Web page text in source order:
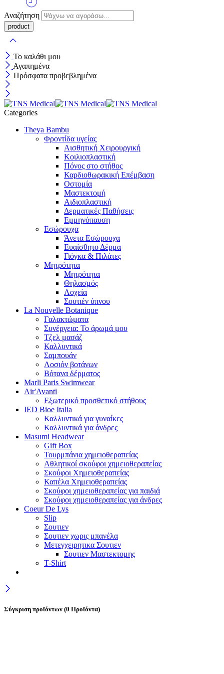
Αναζήτηση
Το καλάθι μου
Αγαπημένα
Πρόσφατα προβεβλημένα
Categories
Theya Bambu
Φροντίδα υγείας
Αισθητική Χειρουργική
Κοιλιοπλαστική
Πόνος στο στήθος
Καρδιοθωρακική Επέμβαση
Οστομία
Μαστεκτομή
Αιδιοπλαστική
Δερματικές Παθήσεις
Εμμηνόπαυση
Εσώρουχα
Άνετα Εσώρουχα
Ευαίσθητο Δέρμα
Γιόγκα & Πιλάτες
Μητρότητα
Μητρότητα
Θηλασμός
Λοχεία
Σουτιέν ύπνου
La Nouvelle Botanique
Γαλακτώματα
Συνέργεια: Το άρωμά μου
Τζελ μασάζ
Καλλυντικά
Σαμπουάν
Λοσιόν βοτάνων
Βότανα δέρματος
Marli Paris Swimwear
Air'Avanti
Εξωτερικό προσθετικό στήθους
IED Bioe Italia
Καλλυντικά για γυναίκες
Καλλυντικά για άνδρες
Masumi Headwear
Gift Box
Τουρμπάνια χημειοθεραπείας
Αθλητικοί σκούφοι χημειοθεραπείας
Σκούφοι Χημειοθεραπείας
Καπέλα Χημειοθεραπείας
Σκούφοι χημειοθεραπείας για παιδιά
Σκούφοι χημειοθεραπείας για άνδρες
Coeur De Lys
Slip
Σουτιεν
Σουτιεν χωρις μπανέλα
Μετεγχειρητικα Σουτιεν
Σουτιεν Μαστεκτομης
T-Shirt
Σύγκριση προϊόντων (0 Προϊόντα)